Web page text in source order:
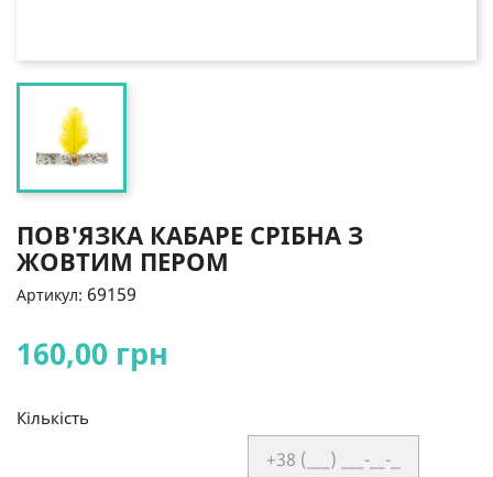
ПОВ'ЯЗКА КАБАРЕ СРІБНА З
ЖОВТИМ ПЕРОМ
Артикул: 69159
160,00 грн
Кількість